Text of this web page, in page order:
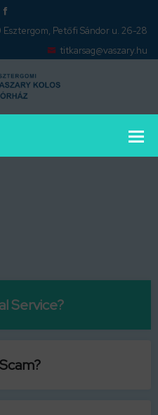
Esztergom, Petőfi Sándor u. 26-28
titkarsag@vaszary.hu
Service?